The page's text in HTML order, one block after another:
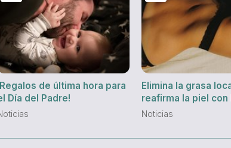
de última hora para
Día del Padre!
Elimina la grasa
reafirma la piel con
mesoterapia
Noticias